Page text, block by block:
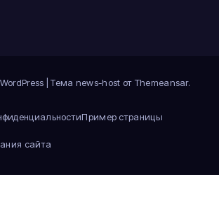
|Тема news-host от Themeansar.
Пример страницы
сайта